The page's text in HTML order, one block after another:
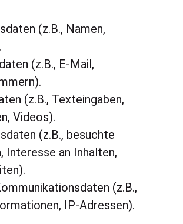
(z.B., Namen,
(z.B., E-Mail,
(z.B., Texteingaben,
Videos).
(z.B., besuchte
Interesse an Inhalten,
(z.B.,
IP-Adressen).